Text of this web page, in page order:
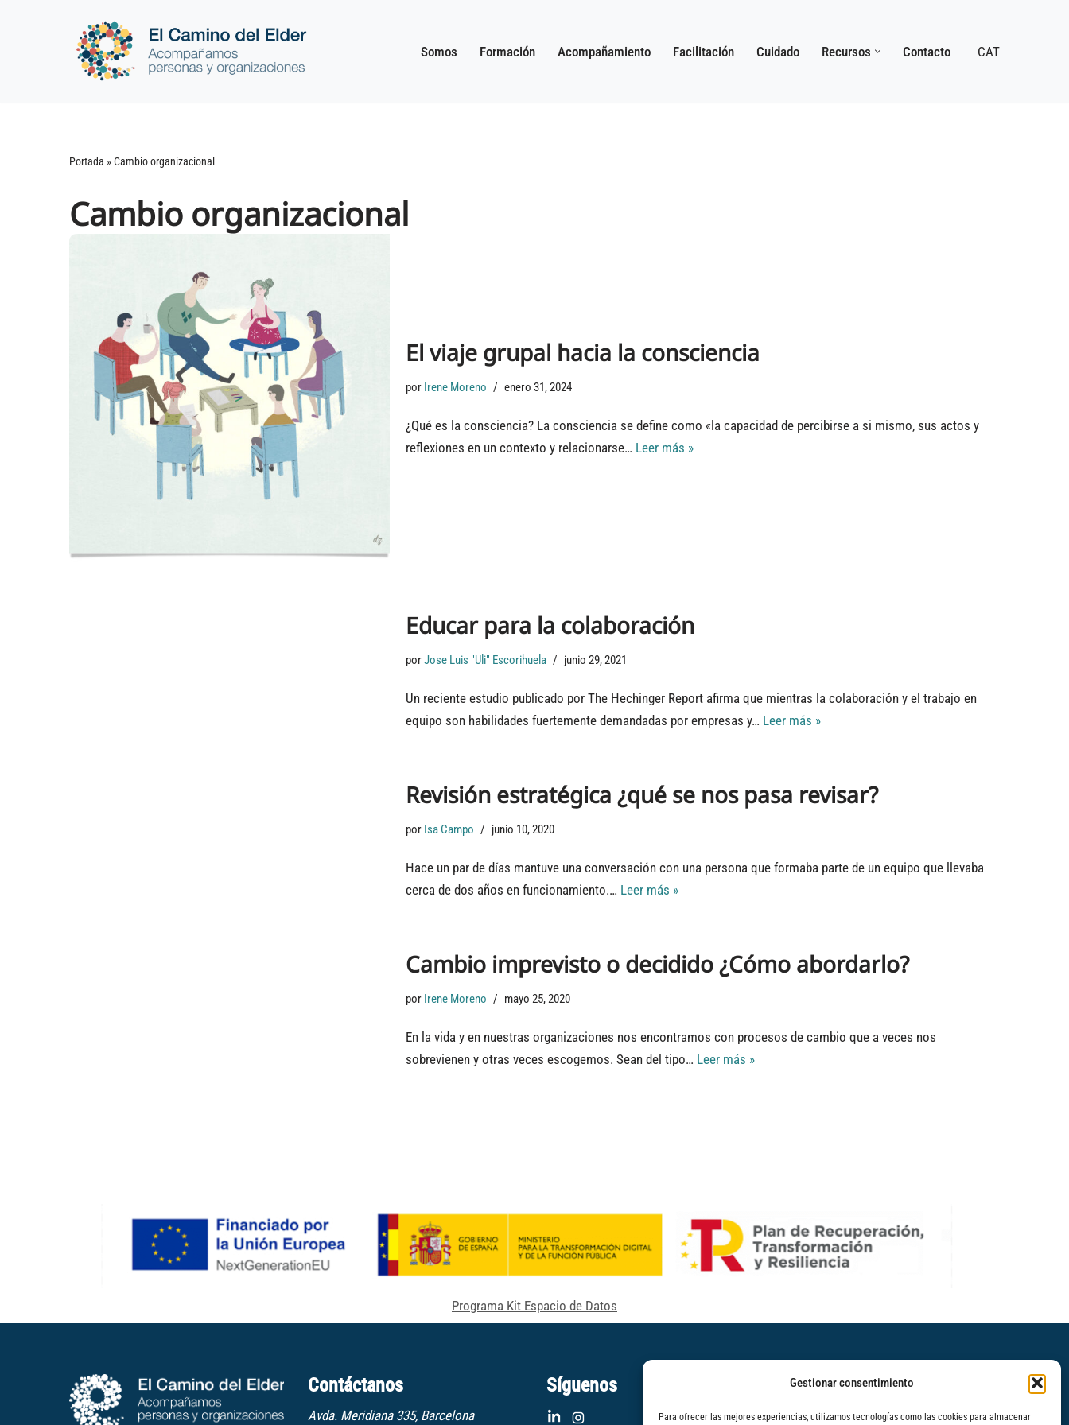
Gestionar consentimiento
Para ofrecer las mejores experiencias, utilizamos tecnologías como las cookies para almacenar
Somos Formación Acompañamiento Facilitación Cuidado Recursos Contacto CAT
Portada »Cambio organizacional
Cambio organizacional
El viaje grupal hacia la consciencia
por Irene Moreno enero 31, 2024
¿Qué es la consciencia? La consciencia se define como «la capacidad de percibirse a si mismo, sus actos y
reflexiones en un contexto y relacionarse… Leer más »
Educar para la colaboración
porJose Luis "Uli" Escorihuela junio 29, 2021
Un reciente estudio publicado por The Hechinger Report afirma que mientras la colaboración y el trabajo en
equipo son habilidades fuertemente demandadas por empresas y… Leer más »
Revisión estratégica ¿qué se nos pasa revisar?
por Isa Campo junio 10, 2020
Hace un par de días mantuve una conversación con una persona que formaba parte de un equipo que llevaba
cerca de dos años en funcionamiento.… Leer más »
Cambio imprevisto o decidido ¿Cómo abordarlo?
por Irene Moreno mayo 25, 2020
En la vida y en nuestras organizaciones nos encontramos con procesos de cambio que a veces nos
sobrevienen y otras veces escogemos. Sean del tipo… Leer más »
Programa Kit Espacio de Datos
Contáctanos
Avda. Meridiana 335, Barcelona
Síguenos Léenos
Dinámica para mejorar la escucha en